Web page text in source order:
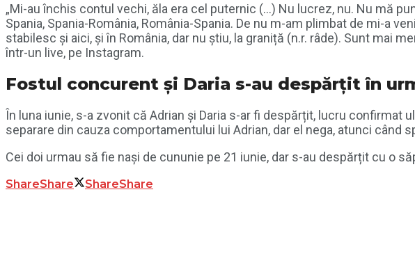
„Mi-au închis contul vechi, ăla era cel puternic (…) Nu lucrez, nu. Nu mă
Spania, Spania-România, România-Spania. De nu m-am plimbat de mi-a
stabilesc și aici, și în România, dar nu știu, la graniță (n.r. râde). Sunt mai
într-un live, pe Instagram.
Fostul concurent și Daria s-au despărțit în
În luna iunie, s-a zvonit că Adrian și Daria s-ar fi despărțit, lucru confirmat
separare din cauza comportamentului lui Adrian, dar el nega, atunci când
Cei doi urmau să fie nași de cununie pe 21 iunie, dar s-au despărțit cu o
ShareShare ShareShare